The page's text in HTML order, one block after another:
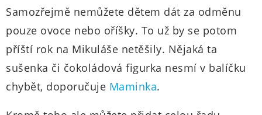
Samozřejmě nemůžete dětem dát za odměnu
pouze ovoce nebo oříšky. To už by se potom
příští rok na Mikuláše netěšily. Nějaká ta
sušenka či čokoládová figurka nesmí v balíčku
chybět, doporučuje Maminka.